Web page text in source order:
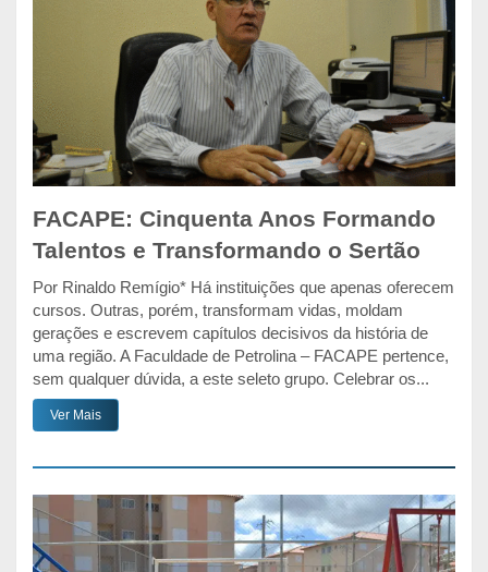
FACAPE: Cinquenta Anos Formando
Talentos e Transformando o Sertão
Por Rinaldo Remígio* Há instituições que apenas oferecem
cursos. Outras, porém, transformam vidas, moldam
gerações e escrevem capítulos decisivos da história de
uma região. A Faculdade de Petrolina – FACAPE pertence,
sem qualquer dúvida, a este seleto grupo. Celebrar os...
Ver Mais